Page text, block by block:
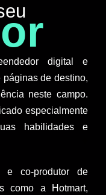
digital e
de destino,
neste campo.
especialmente
habilidades e
e co-produtor de
como a Hotmart,